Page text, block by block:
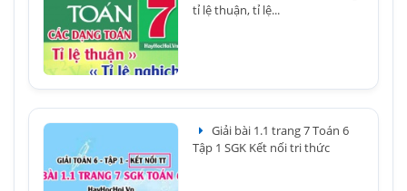
tỉ lệ thuận, tỉ lệ...
Giải bài 1.1 trang 7 Toán 6
Tập 1 SGK Kết nối tri thức